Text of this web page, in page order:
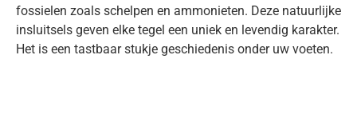
fossielen zoals schelpen en ammonieten. Deze natuurlijke
insluitsels geven elke tegel een uniek en levendig karakter.
Het is een tastbaar stukje geschiedenis onder uw voeten.